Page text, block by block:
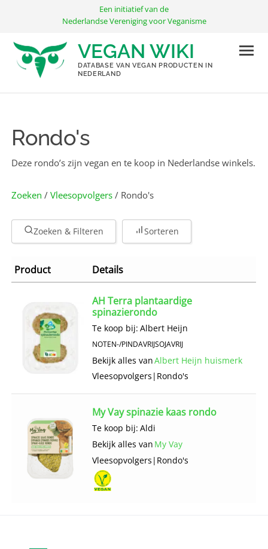
inhoud
Een initiatief van de
Nederlandse Vereniging voor Veganisme
VEGAN WIKI
DATABASE VAN VEGAN PRODUCTEN IN
NEDERLAND
Rondo's
Deze rondo’s zijn vegan en te koop in Nederlandse winkels.
Zoeken /Vlees­opvolgers / Rondo's
Zoeken & Filteren Sorteren
Product Details
AH Terra plantaardige
spinazierondo
Te koop bij: Albert Heijn
NOTEN-/PINDAVRIJSOJAVRIJ
Bekijk alles vanAlbert Heijn huismerk
Vlees­opvolgers | Rondo's
My Vay spinazie kaas rondo
Te koop bij: Aldi
Bekijk alles van My Vay
Vlees­opvolgers | Rondo's